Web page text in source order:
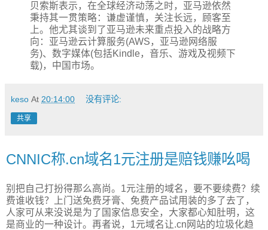
贝索斯表示，在全球经济动荡之时，亚马逊依然
秉持其一贯策略：谦虚谨慎，关注长远，顾客至
上。他尤其谈到了亚马逊未来重点投入的战略方
向：亚马逊云计算服务(AWS，亚马逊网络服
务)、数字媒体(包括Kindle，音乐、游戏及视频下
载)，中国市场。
keso At 20:14:00 没有评论:
共享
CNNIC称.cn域名1元注册是赔钱赚吆喝
别把自己打扮得那么高尚。1元注册的域名，要不要续费？续
费谁收钱？上门送免费牙膏、免费产品试用装的多了去了，
人家可从来没说是为了国家信息安全，大家都心知肚明，这
是商业的一种设计。再者说，1元域名让.cn网站的垃圾化趋